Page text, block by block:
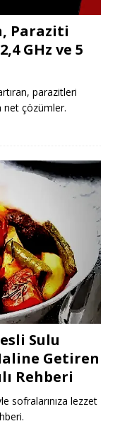
Paraziti
GHz ve 5
parazitleri
net çözümler.
Sulu
Getiren
Rehberi
sofralarınıza lezzet